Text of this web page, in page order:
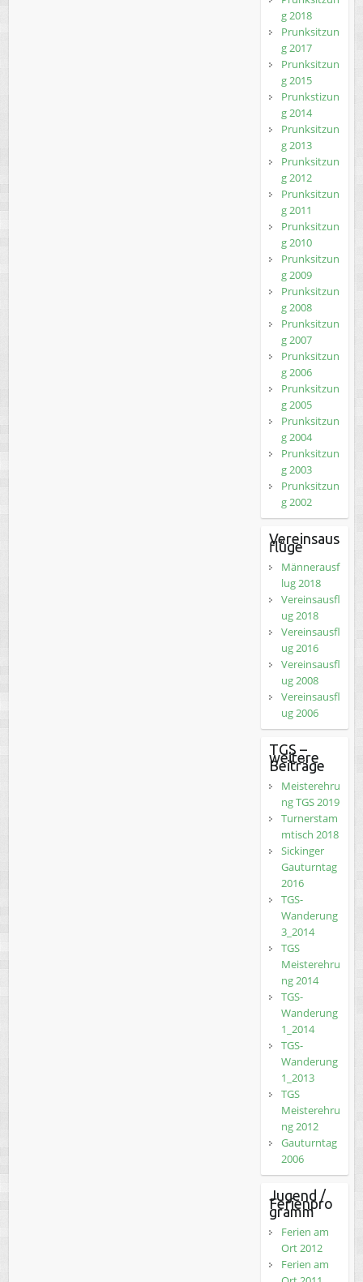
g 2018
Prunksitzun
g 2017
Prunksitzun
g 2015
Prunkstizun
g 2014
Prunksitzun
g 2013
Prunksitzun
g 2012
Prunksitzun
g 2011
Prunksitzun
g 2010
Prunksitzun
g 2009
Prunksitzun
g 2008
Prunksitzun
g 2007
Prunksitzun
g 2006
Prunksitzun
g 2005
Prunksitzun
g 2004
Prunksitzun
g 2003
Prunksitzun
g 2002
Vereinsaus
flüge
Männerausf
lug 2018
Vereinsausfl
ug 2018
Vereinsausfl
ug 2016
Vereinsausfl
ug 2008
Vereinsausfl
ug 2006
TGS –
weitere
Beiträge
Meisterehru
ng TGS 2019
Turnerstam
mtisch 2018
Sickinger
Gauturntag
2016
TGS-
Wanderung
3_2014
TGS
Meisterehru
ng 2014
TGS-
Wanderung
1_2014
TGS-
Wanderung
1_2013
TGS
Meisterehru
ng 2012
Gauturntag
2006
Jugend /
Ferienpro
gramm
Ferien am
Ort 2012
Ferien am